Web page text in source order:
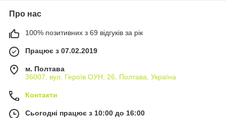
Про нас
100% позитивних з 69 відгуків за рік
Працює з 07.02.2019
м. Полтава
36007, вул. Героїв ОУН, 26, Полтава, Україна
Контакти
Сьогодні працює з 10:00 до 16:00